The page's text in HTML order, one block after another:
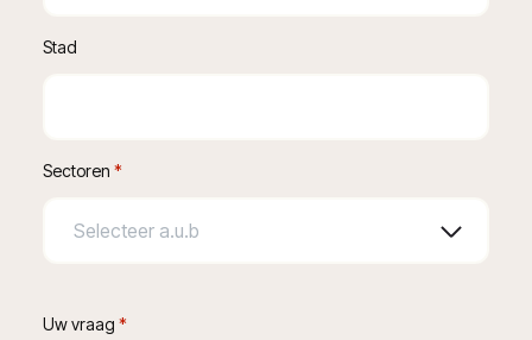
Stad
Sectoren *
Uw vraag *